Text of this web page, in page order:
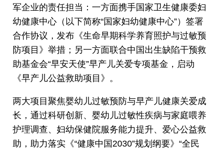
军企业的责任担当：一方面携手国家卫生健康委妇
幼健康中心（以下简称“国家妇幼健康中心”）签署
合作协议，发布《生命早期科学养育照护与过敏预
防项目》举措；另一方面联合中国出生缺陷干预救
助基金会“早安天使”早产儿关爱专项基金，启动
《早产儿公益救助项目》。
两大项目聚焦婴幼儿过敏预防与早产儿健康关爱成
长，通过科研创新、婴幼儿过敏性疾病与家庭喂养
护理调查、妇幼保健院服务能力提升、爱心公益救
助，助力落实《“健康中国2030”规划纲要》“全民